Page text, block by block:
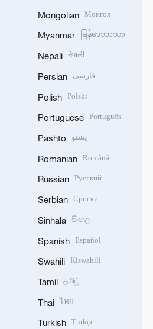
Mongolian Монгол
Myanmar မြန်မာဘာသာ
Nepali नेपाली
Persian فارسی
Polish Polski
Portuguese Português
Pashto پښتو
Romanian Română
Russian Русский
Serbian Српски
Sinhala සිංහල
Spanish Español
Swahili Kiswahili
Tamil தமிழ்
Thai ไทย
Turkish Türkçe